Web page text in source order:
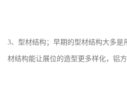
3、型材结构；早期的型材结构大多
材结构能让展位的造型更多样化，铝